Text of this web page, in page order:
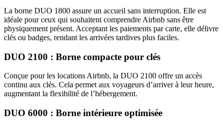
La borne DUO 1800 assure un accueil sans interruption. Elle est
idéale pour ceux qui souhaitent comprendre Airbnb sans être
physiquement présent. Acceptant les paiements par carte, elle délivre
clés ou badges, rendant les arrivées tardives plus faciles.
DUO 2100 : Borne compacte pour clés
Conçue pour les locations Airbnb, la DUO 2100 offre un accès
continu aux clés. Cela permet aux voyageurs d’arriver à leur heure,
augmentant la flexibilité de l’hébergement.
DUO 6000 : Borne intérieure optimisée